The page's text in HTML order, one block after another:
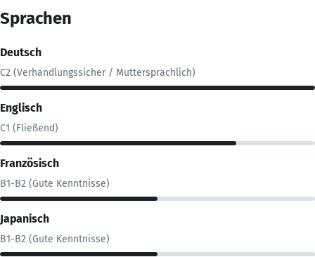
Sprachen
Deutsch
C2 (Verhandlungssicher / Muttersprachlich)
Englisch
C1 (Fließend)
Französisch
B1-B2 (Gute Kenntnisse)
Japanisch
B1-B2 (Gute Kenntnisse)